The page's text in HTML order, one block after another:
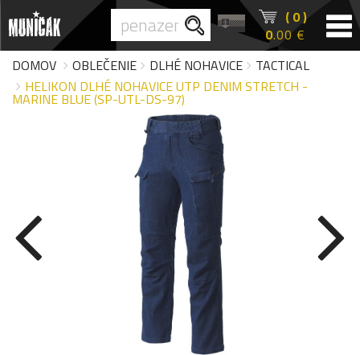
( 0 )
0.00 €
DOMOV
OBLEČENIE DLHÉ NOHAVICE
TACTICAL
HELIKON DLHÉ NOHAVICE UTP DENIM STRETCH -
MARINE BLUE (SP-UTL-DS-97)